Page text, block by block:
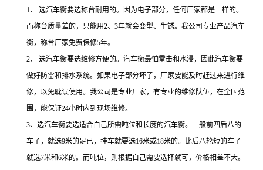
1、
选汽车衡要选称台耐用的。因为电子部分，任何厂家都是一样的。
而称台质量差的，只能用2、 3年就会变型、生锈。我公司专业产品汽车
衡，称台厂家免费保修5年。
2、
选汽车衡要选维修方便的。汽车衡最怕雷击和水浸，因此汽车衡要
做好防雷和排水系统。如果电子部分坏了，厂家要能及时赶过来进行维
修，以免耽误使用。我公司是专业厂家，有专业的维修队伍，在全国范
围，能保证24小时内到现场维修。
3、选汽车衡要选适合自己所需吨位和长度的汽车衡。一般前四后八的
车子，就选9米的足已，挂车就要选16米或18米的。比后八轮短的车子
就选7米和6米的。而吨位，则根据自己需要选择就可，价格相差不大。